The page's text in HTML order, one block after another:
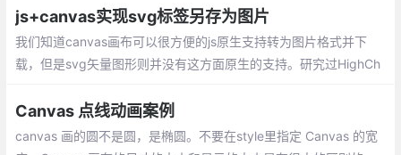
题。
js+canvas实现svg标签另存为图片
我们知道canvas画布可以很方便的js原生支持转为图片格式并下
载，但是svg矢量图形则并没有这方面原生的支持。研究过HighCh
G代码信息
Canvas 点线动画案例
canvas 画的圆不是圆，是椭圆。不要在style里指定 Canvas 的宽